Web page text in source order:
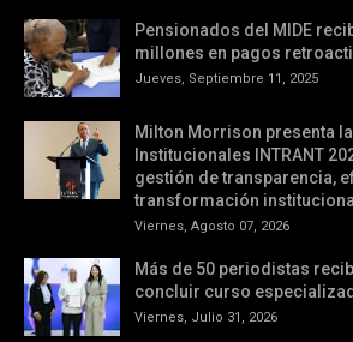
Pensionados del MIDE
millones en pagos
Jueves, Septiembre 11, 2025
Milton Morrison presenta
Institucionales INTRANT
gestión de transparencia,
transformación institucional
Viernes, Agosto 07, 2026
Más de 50 periodistas
concluir curso
Viernes, Julio 31, 2026